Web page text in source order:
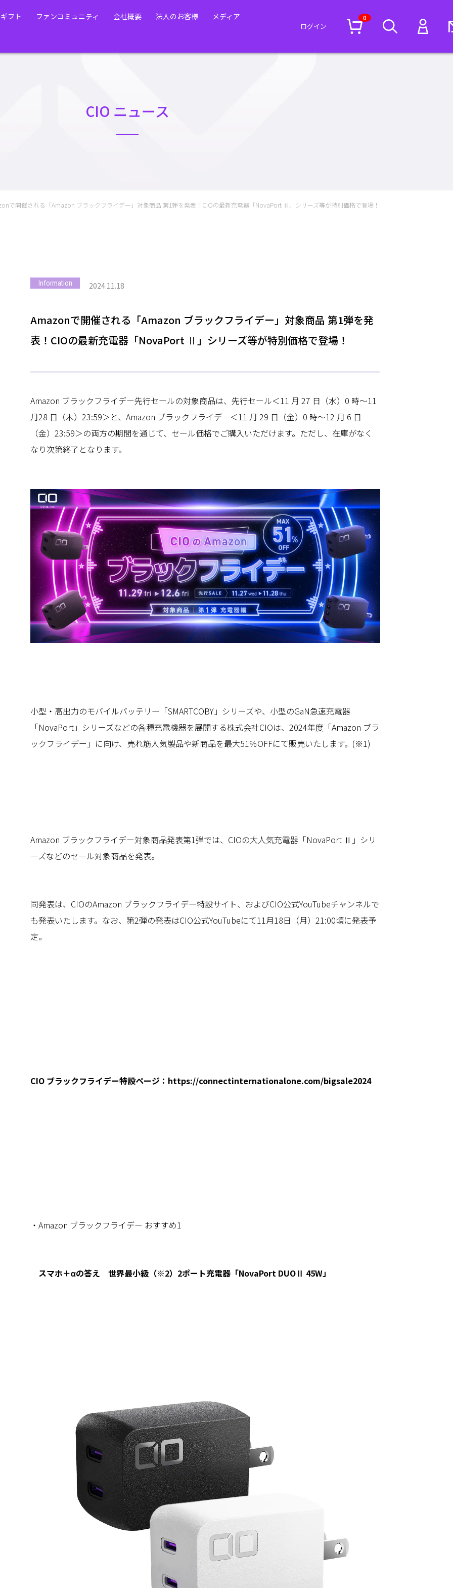
フト ファンコミュニティ 会社概要 法人のお客様 メディア
ログイン
0
CIO ニュース
で開催される「Amazon ブラックフライデー」対象商品 第1弾を発表！CIOの最新充電器「NovaPort Ⅱ」シリーズ等が特別価格で登場！
Information 2024.11.18
Amazonで開催される「Amazon ブラックフライデー」対象商品 第1弾を発
表！CIOの最新充電器「NovaPort Ⅱ」シリーズ等が特別価格で登場！
Amazon ブラックフライデー先行セールの対象商品は、先行セール＜11 月 27 日（水）0 時～11
月28 日（木）23:59＞と、Amazon ブラックフライデー＜11 月 29 日（金）0 時～12 月 6 日
（金）23:59＞の両方の期間を通じて、セール価格でご購入いただけます。ただし、在庫がなく
なり次第終了となります。
小型・高出力のモバイルバッテリー「SMARTCOBY」シリーズや、小型のGaN急速充電器
「NovaPort」シリーズなどの各種充電機器を展開する株式会社CIOは、2024年度「Amazon ブラ
ックフライデー」に向け、売れ筋人気製品や新商品を最大51％OFFにて販売いたします。(※1)
Amazon ブラックフライデー対象商品発表第1弾では、CIOの大人気充電器「NovaPort Ⅱ」シリ
ーズなどのセール対象商品を発表。
同発表は、CIOのAmazon ブラックフライデー特設サイト、およびCIO公式YouTubeチャンネルで
も発表いたします。なお、第2弾の発表はCIO公式YouTubeにて11月18日（月）21:00頃に発表予
定。
CIO ブラックフライデー特設ページ： https://connectinternationalone.com/bigsale2024
・Amazon ブラックフライデー おすすめ1
スマホ＋αの答え 世界最小級（※2）2ポート充電器「NovaPort DUOⅡ 45W」